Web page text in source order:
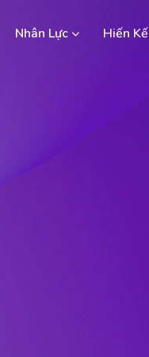
Nhân Lực Hiến Kế